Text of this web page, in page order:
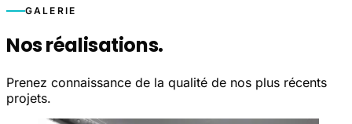
GALERIE
Nos réalisations.
Prenez connaissance de la qualité de nos plus récents
projets.